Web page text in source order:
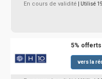
En cours de validité | Utilisé
5%
vers la